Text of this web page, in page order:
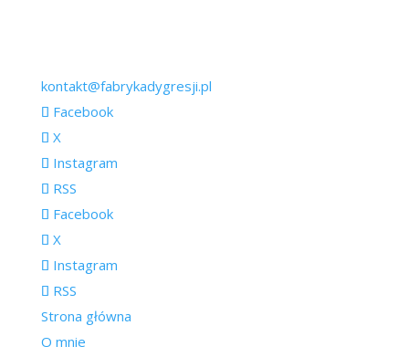
kontakt@fabrykadygresji.pl
Facebook
X
Instagram
RSS
Facebook
X
Instagram
RSS
Strona główna
O mnie